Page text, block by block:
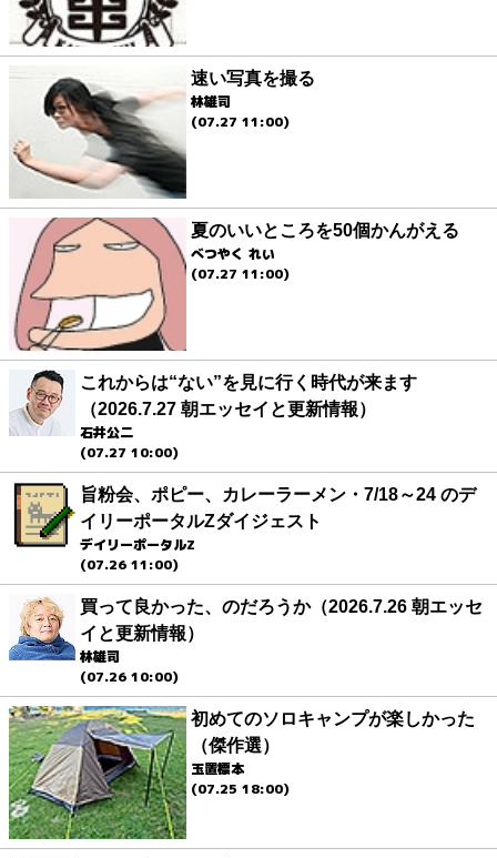
速い写真を撮る
林雄司
(07.27 11:00)
夏のいいところを50個かんがえる
べつやく れい
(07.27 11:00)
これからは“ない”を見に行く時代が来ます
（2026.7.27 朝エッセイと更新情報）
石井公二
(07.27 10:00)
旨粉会、ポピー、カレーラーメン・7/18～24 のデ
イリーポータルZダイジェスト
デイリーポータルZ
(07.26 11:00)
買って良かった、のだろうか（2026.7.26 朝エッセ
イと更新情報）
林雄司
(07.26 10:00)
初めてのソロキャンプが楽しかった
（傑作選）
玉置標本
(07.25 18:00)